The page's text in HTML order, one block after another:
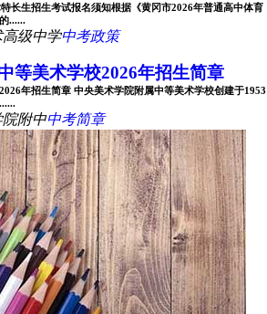
长生招生考试报名须知根据《黄冈市2026年普通高中体育
......
级中学中考政策
等美术学校2026年招生简章
年招生简章 中央美术学院附属中等美术学校创建于1953
附中中考简章